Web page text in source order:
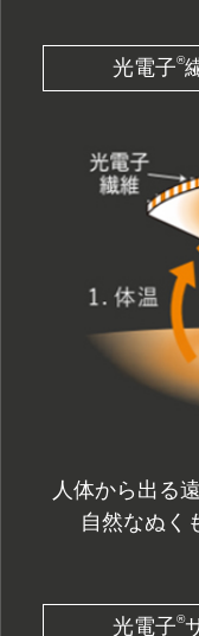
光電子®
人体から出る
自然なぬく
光電子®